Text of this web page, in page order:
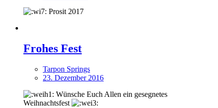
Prosit 2017
Frohes Fest
Tarpon Springs
23. Dezember 2016
Wünsche Euch Allen ein gesegnetes
Weihnachtsfest